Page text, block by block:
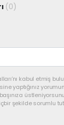
(0)
kabul etmiş
yaptığınız
şekilde sorumlu